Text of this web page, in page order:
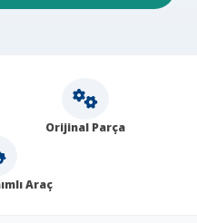
Orijinal Parça
Araç